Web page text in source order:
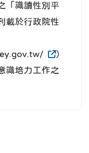
「識讀性別平
載於行政院性
）
識培力工作之